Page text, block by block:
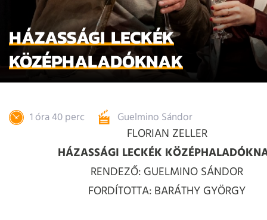
HÁZASSÁGI LECKÉK
KÖZÉPHALADÓKNAK
1 óra 40 perc Guelmino Sándor
FLORIAN ZELLER
HÁZASSÁGI LECKÉK
RENDEZŐ: GUELMINO SÁNDOR
FORDÍTOTTA: BARÁTHY GYÖRGY